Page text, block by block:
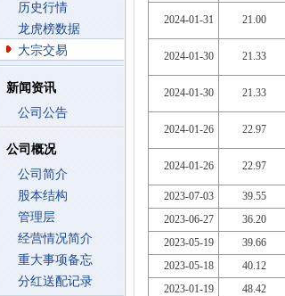
历史行情
龙虎榜数据
大宗交易
新闻资讯
公司公告
公司概况
公司简介
股本结构
管理层
经营情况简介
重大事项备忘
分红送配记录
2024-01-31 21.00
2024-01-30 21.33
2024-01-30 21.33
2024-01-26 22.97
2024-01-26 22.97
2023-07-03
39.55
2023-06-27
36.20
2023-05-19
39.66
2023-05-18
40.12
2023-01-19
48.42